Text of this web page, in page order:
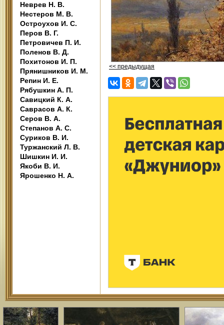
Неврев Н. В.
Нестеров М. В.
Остроухов И. С.
Перов В. Г.
Петровичев П. И.
Поленов В. Д.
Похитонов И. П.
Прянишников И. М.
Репин И. Е.
Рябушкин А. П.
Савицкий К. А.
Саврасов А. К.
Серов В. А.
Степанов А. С.
Суриков В. И.
Туржанский Л. В.
Шишкин И. И.
Якоби В. И.
Ярошенко Н. А.
<< предыдущая